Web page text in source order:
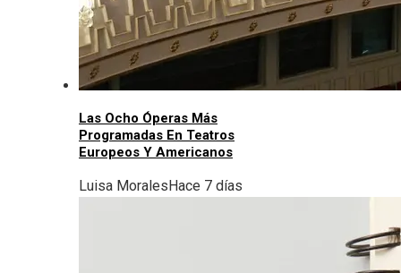
Las Ocho Óperas Más
Programadas En Teatros
Europeos Y Americanos
Luisa MoralesHace 7 días